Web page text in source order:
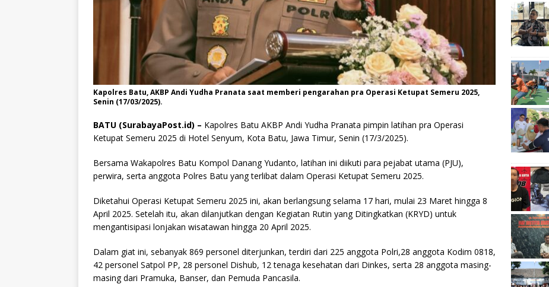
Kapolres Batu, AKBP Andi Yudha Pranata saat memberi pengarahan pra Operasi Ketupat Semeru 2025,
Senin (17/03/2025).
BATU (SurabayaPost.id) – Kapolres Batu AKBP Andi Yudha Pranata pimpin latihan pra Operasi
Ketupat Semeru 2025 di Hotel Senyum, Kota Batu, Jawa Timur, Senin (17/3/2025).
Bersama Wakapolres Batu Kompol Danang Yudanto, latihan ini diikuti para pejabat utama (PJU),
perwira, serta anggota Polres Batu yang terlibat dalam Operasi Ketupat Semeru 2025.
Diketahui Operasi Ketupat Semeru 2025 ini, akan berlangsung selama 17 hari, mulai 23 Maret hingga 8
April 2025. Setelah itu, akan dilanjutkan dengan Kegiatan Rutin yang Ditingkatkan (KRYD) untuk
mengantisipasi lonjakan wisatawan hingga 20 April 2025.
Dalam giat ini, sebanyak 869 personel diterjunkan, terdiri dari 225 anggota Polri,28 anggota Kodim 0818,
42 personel Satpol PP, 28 personel Dishub, 12 tenaga kesehatan dari Dinkes, serta 28 anggota masing-
masing dari Pramuka, Banser, dan Pemuda Pancasila.